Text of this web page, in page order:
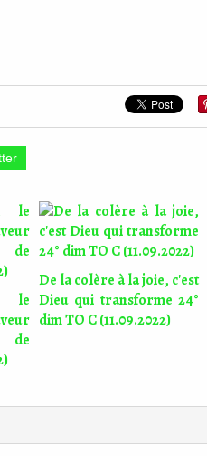
le
de
De la colère à la joie, c'est
Dieu qui transforme 24°
dim TO C (11.09.2022)